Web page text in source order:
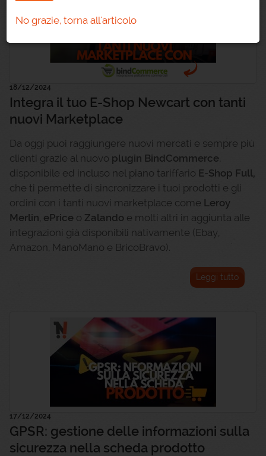
18/12/2024
Integra il tuo E-Shop Newcart con tanti
nuovi Marketplace
Da oggi puoi raggiungere nuovi mercati e sempre più
clienti grazie al nuovo plugin BindCommerce
disponibile ed incluso nel piano tariffario E-Shop Full,
che ti permette di sincronizzare i tuoi prodotti e gli
ordini con i tanti nuovi marketplace come Leroy
Merlin ePrice o Zalando e molti altri in aggiunta alle
integrazioni già disponibili nativamente (Ebay,
Amazon, ManoMano e BricoBravo).
Leggi tutto
17/12/2024
GPSR: gestione delle informazioni sulla
sicurezza nella scheda prodotto
No grazie, torna all'articolo